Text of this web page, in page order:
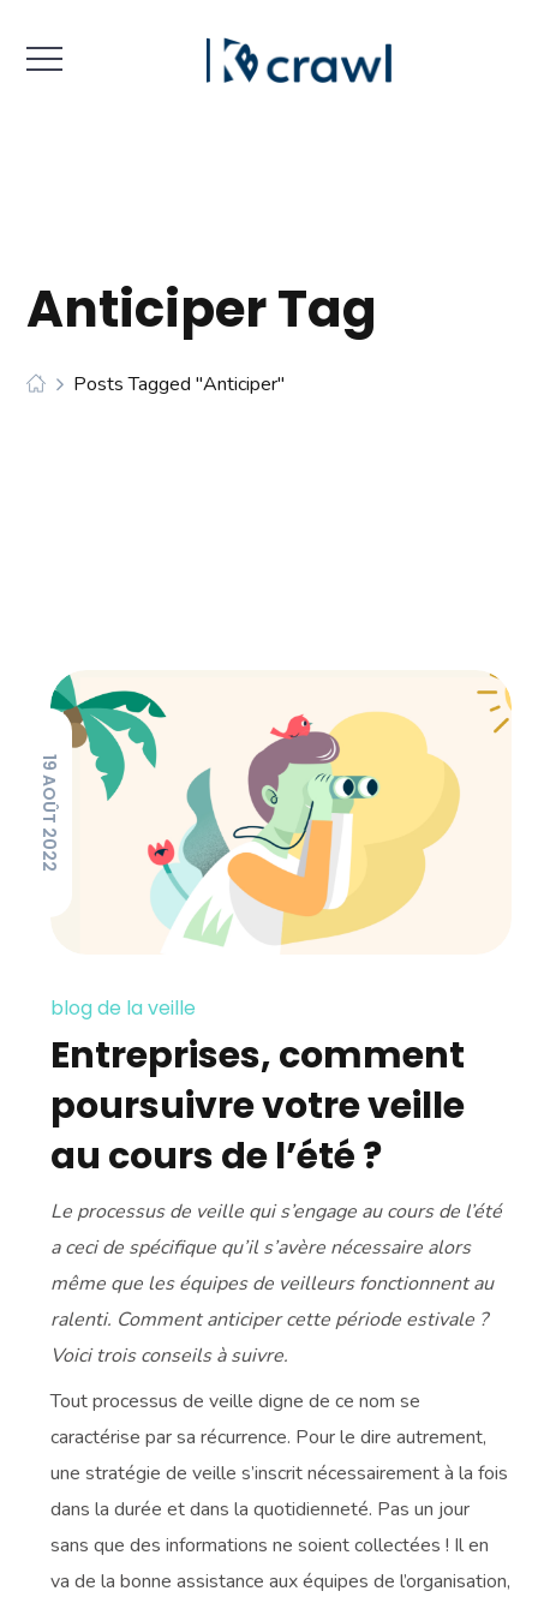
Anticiper Tag
Posts Tagged "anticiper"
19 AOÛT 2022
blog de la veille
Entreprises, comment
poursuivre votre veille
au cours de l’été ?
Le processus de veille qui s’engage au cours de l’été
a ceci de spécifique qu’il s’avère nécessaire alors
même que les équipes de veilleurs fonctionnent au
ralenti. Comment anticiper cette période estivale ?
Voici trois conseils à suivre.
Tout processus de veille digne de ce nom se
caractérise par sa récurrence. Pour le dire autrement,
une stratégie de veille s’inscrit nécessairement à la fois
dans la durée et dans la quotidienneté. Pas un jour
sans que des informations ne soient collectées ! Il en
va de la bonne assistance aux équipes de l’organisation,